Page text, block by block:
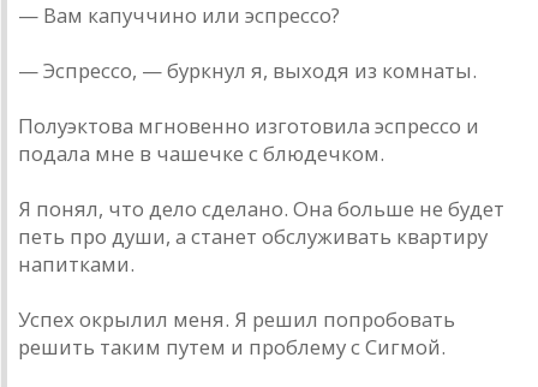
— Вам капуччино или эспрессо?
— Эспрессо, — буркнул я, выходя из комнаты.
Полуэктова мгновенно изготовила эспрессо и
подала мне в чашечке с блюдечком.
Я понял, что дело сделано. Она больше не будет
петь про души, а станет обслуживать квартиру
напитками.
Успех окрылил меня. Я решил попробовать
решить таким путем и проблему с Сигмой.